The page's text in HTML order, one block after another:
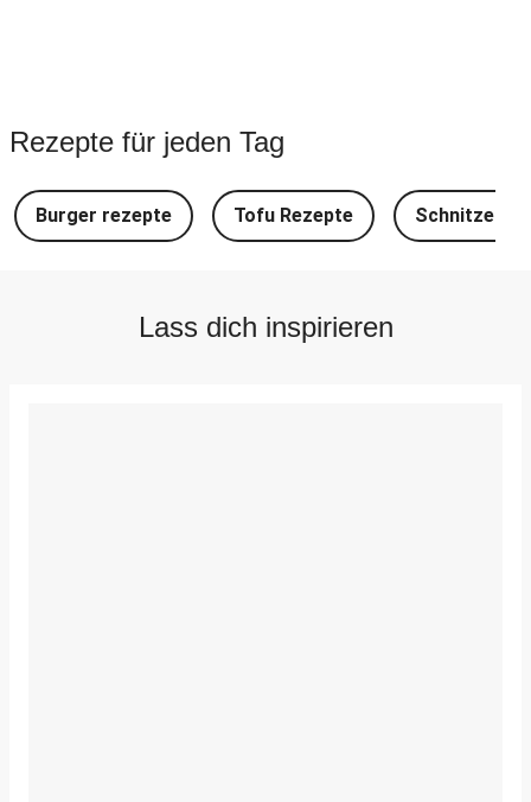
Rezepte für jeden Tag
Burger rezepte Tofu Rezepte Schnitzel
Lass dich inspirieren